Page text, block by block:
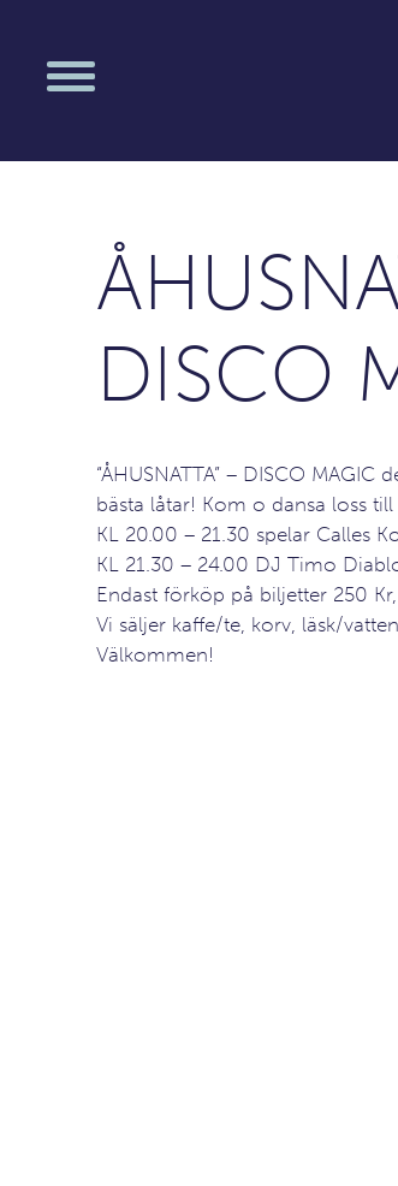
DISCO
“ÅHUSNATTA” – DISCO
bästa låtar! Kom o dansa loss
KL 20.00 – 21.30 spelar Calles
KL 21.30 – 24.00 DJ Timo
Endast förköp på biljetter 250
Vi säljer kaffe/te, korv, läsk/
Välkommen!